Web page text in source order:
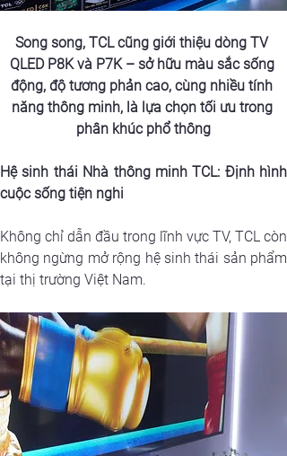
Song song, TCL cũng giới thiệu dòng TV
QLED P8K và P7K – sở hữu màu sắc sống
động, độ tương phản cao, cùng nhiều tính
năng thông minh, là lựa chọn tối ưu trong
phân khúc phổ thông
Hệ sinh thái Nhà thông minh TCL: Định hình
cuộc sống tiện nghi
Không chỉ dẫn đầu trong lĩnh vực TV, TCL còn
không ngừng mở rộng hệ sinh thái sản phẩm
tại thị trường Việt Nam.